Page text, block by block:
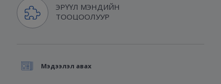
ЭРҮҮЛ МЭНДИЙН
ТООЦООЛУУР
Мэдээлэл авах